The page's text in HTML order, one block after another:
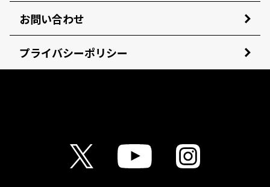
お問い合わせ
プライバシーポリシー